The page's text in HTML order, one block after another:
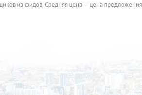
из фидов. Средняя цена — цена